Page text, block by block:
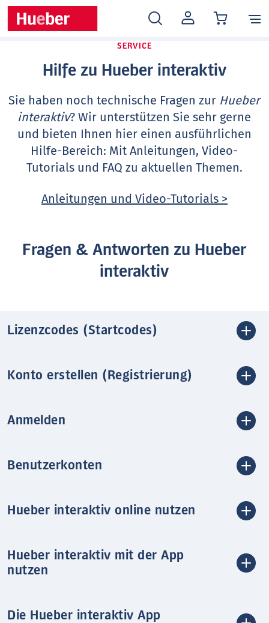
MEIN
KONTO
SERVICE
Hilfe zu Hueber interaktiv
Sie haben noch technische Fragen zur Hueber
interaktiv? Wir unterstützen Sie sehr gerne
und bieten Ihnen hier einen ausführlichen
Hilfe-Bereich: Mit Anleitungen, Video-
Tutorials und FAQ zu aktuellen Themen.
Anleitungen und Video-Tutorials >
Fragen & Antworten zu Hueber
interaktiv
Lizenzcodes (Startcodes)
Konto erstellen (Registrierung)
Anmelden
Benutzerkonten
Hueber interaktiv online nutzen
Hueber interaktiv mit der App
nutzen
Die Hueber interaktiv App